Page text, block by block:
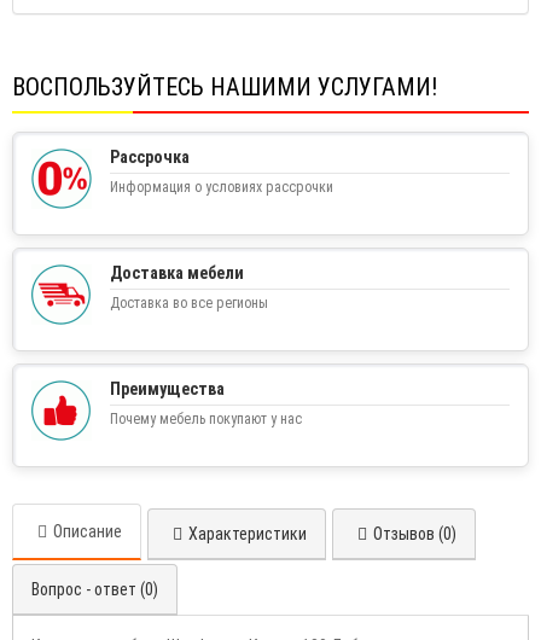
ВОСПОЛЬЗУЙТЕСЬ НАШИМИ УСЛУГАМИ!
Рассрочка
Информация о условиях рассрочки
Доставка мебели
Доставка во все регионы
Преимущества
Почему мебель покупают у нас
Описание Характеристики Отзывов (0)
Вопрос - ответ (0)